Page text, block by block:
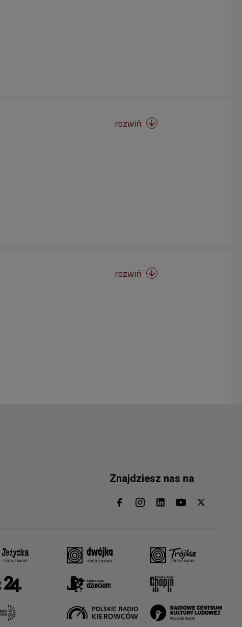
rozwiń 
rozwiń 
Znajdziesz nas na